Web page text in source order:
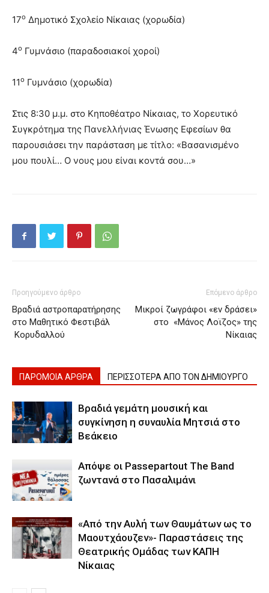
17ο Δημοτικό Σχολείο Νίκαιας (χορωδία)
4ο Γυμνάσιο (παραδοσιακοί χοροί)
11ο Γυμνάσιο (χορωδία)
Στις 8:30 μ.μ. στο Κηποθέατρο Νίκαιας, το Χορευτικό
Συγκρότημα της Πανελλήνιας Ένωσης Εφεσίων θα
παρουσιάσει την παράσταση με τίτλο: «Βασανισμένο
μου πουλί… Ο νους μου είναι κοντά σου…»
Προηγούμενο άρθρο
Βραδιά αστροπαρατήρησης
στο Μαθητικό Φεστιβάλ
Κορυδαλλού
Επόμενο άρθρο
Μικροί ζωγράφοι «εν δράσει»
στο «Μάνος Λοϊζος» της
Νίκαιας
ΠΑΡΟΜΟΙΑ ΑΡΘΡΑ ΠΕΡΙΣΣΟΤΕΡΑ ΑΠΟ ΤΟΝ ΔΗΜΙΟΥΡΓΟ
Βραδιά γεμάτη μουσική και
συγκίνηση η συναυλία Μητσιά στο
Βεάκειο
Απόψε οι Passepartout The Band
ζωντανά στο Πασαλιμάνι
«Από την Αυλή των Θαυμάτων ως το
Μαουτχάουζεν»- Παραστάσεις της
Θεατρικής Ομάδας των ΚΑΠΗ
Νίκαιας